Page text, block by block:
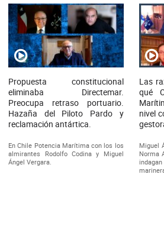
Propuesta constitucional
eliminaba Directemar.
Preocupa retraso portuario.
Hazaña del Piloto Pardo y
reclamación antártica.
En Chile Potencia Marítima con los los
almirantes Rodolfo Codina y Miguel
Ángel Vergara.
Las
qué
nivel
Miguel
Norma